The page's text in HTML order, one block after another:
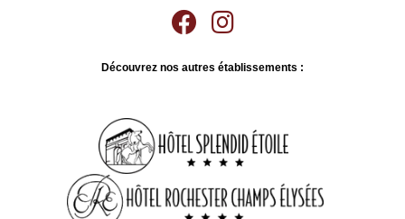
Découvrez nos autres établissements :